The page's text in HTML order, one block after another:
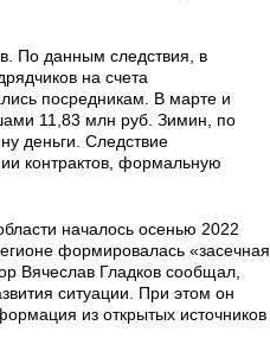
По данным следствия, в
на счета
посредникам. В марте и
11,83 млн руб. Зимин, по
деньги. Следствие
контрактов, формальную
началось осенью 2022
формировалась «засечная
Вячеслав Гладков сообщал,
ситуации. При этом он
из открытых источников